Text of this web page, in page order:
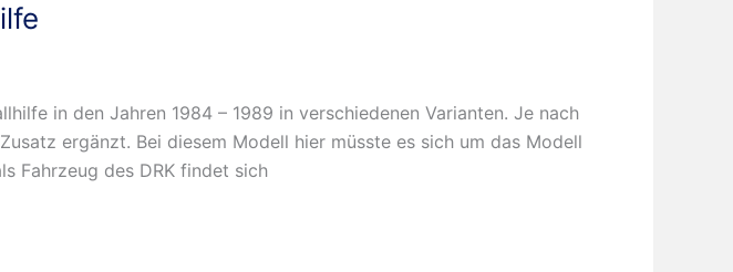
in den Jahren 1984 – 1989 in verschiedenen Varianten. Je nach
ergänzt. Bei diesem Modell hier müsste es sich um das Modell
Fahrzeug des DRK findet sich